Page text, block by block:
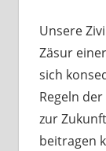
Unsere
Zäsur
sich
Regeln
zur
beitragen